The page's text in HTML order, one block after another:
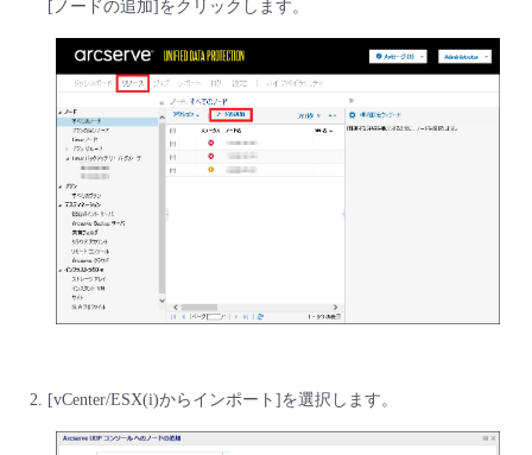
すべてのメニューを見る
管理機能
すべてのメニューを見る
モニタリング/監査
すべてのメニューを見る
- 初期設定・確認
- ユーザー機能の管理
- 登録情報の管理
- APIリファレンス
- クラウド / サーバー
- マルチクラウド利用
- リモートワーク
- ITインフラストラクチャー
- その他
メンテナンス予定
定期メンテナンス
販売パートナー向けプログラム
協業パートナー
脱炭素化
[ノードの追加]をクリックします。
[vCenter/ESX(i)からインポート]を選択します。